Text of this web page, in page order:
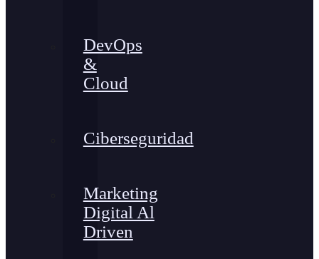
DevOps
&
Cloud
Ciberseguridad
Marketing
Digital Al
Driven